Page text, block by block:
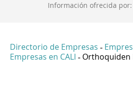
Información ofrecida por:
Directorio de Empresas -
Empresas en CALI - Orthoquiden